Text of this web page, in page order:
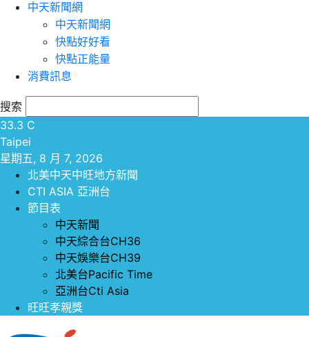
中天新聞網
中天新聞網
快點好好看
快點正能量
消費訊息
搜索
33.3 C
Taipei
星期五, 8 月 7, 2026
北美中天中旺地方新聞
CTI ASIA 亞洲台
節目表
中天新聞
中天綜合台CH36
中天娛樂台CH39
北美台Pacific Time
亞洲台Cti Asia
旺旺孝親獎